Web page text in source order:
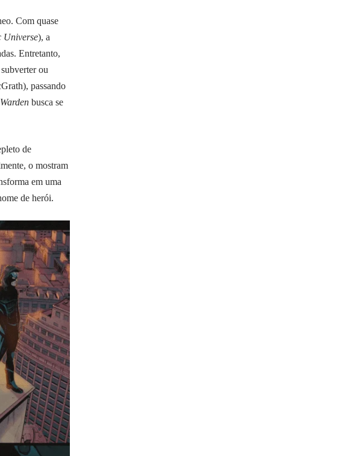
Com quase
Universe), a
Entretanto,
ou
passando
Warden busca se
de
o mostram
em uma
de herói.